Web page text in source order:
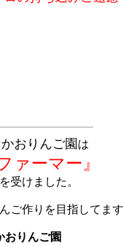
おりんご園 は
ァーマー』
受けました。
ご作りを目指してま
おりんご園